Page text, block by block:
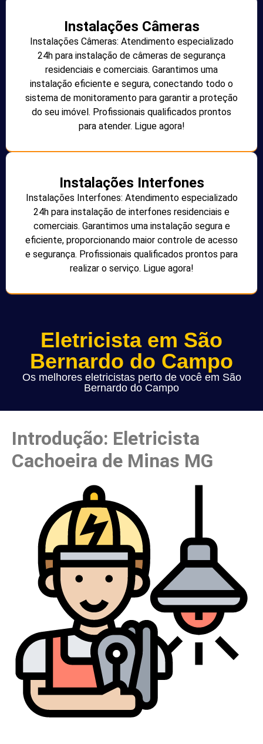
Instalações Câmeras
Instalações Câmeras: Atendimento especializado
24h para instalação de câmeras de segurança
residenciais e comerciais. Garantimos uma
instalação eficiente e segura, conectando todo o
sistema de monitoramento para garantir a proteção
do seu imóvel. Profissionais qualificados prontos
para atender. Ligue agora!
Instalações Interfones
Instalações Interfones: Atendimento especializado
24h para instalação de interfones residenciais e
comerciais. Garantimos uma instalação segura e
eficiente, proporcionando maior controle de acesso
e segurança. Profissionais qualificados prontos para
realizar o serviço. Ligue agora!
Eletricista em São
Bernardo do Campo
Os melhores eletricistas perto de você em São
Bernardo do Campo
Introdução: Eletricista
Cachoeira de Minas MG